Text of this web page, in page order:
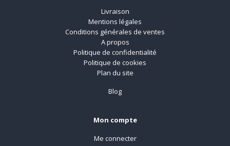
Livraison
Mentions légales
Conditions générales de ventes
A propos
Politique de confidentialité
Politique de cookies
Plan du site
Blog
Mon compte
Me connecter